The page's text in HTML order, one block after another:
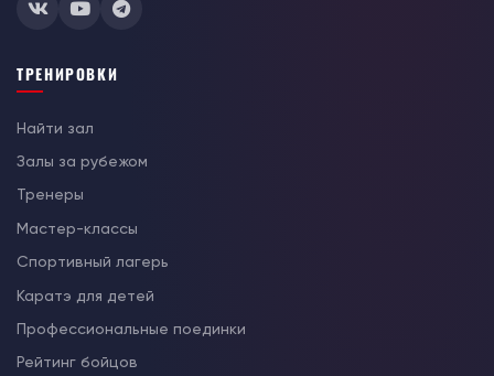
ТРЕНИРОВКИ
Найти зал
Залы за рубежом
Тренеры
Мастер-классы
Спортивный лагерь
Каратэ для детей
Профессиональные поединки
Рейтинг бойцов